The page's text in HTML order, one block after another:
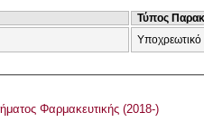
Τύπος
Υποχρεωτικό
Φαρμακευτικής (2018-)